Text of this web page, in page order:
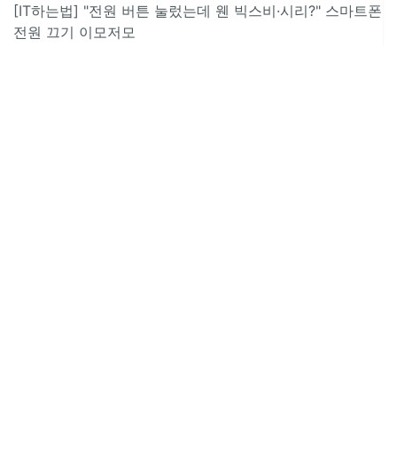
[IT하는법] "전원 버튼 눌렀는데 웬 빅스비·시리?" 스마트폰
전원 끄기 이모저모